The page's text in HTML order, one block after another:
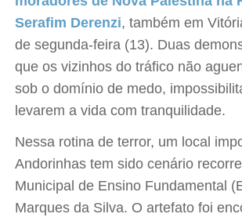
Serafim Derenzi, também em
de segunda-feira (13). Duas
que os vizinhos do tráfico não
sob o domínio de medo,
levarem a vida com tranquilidade.
Nessa rotina de terror, um local
Andorinhas tem sido cenário
Municipal de Ensino Fundamental
Marques da Silva. O artefato foi